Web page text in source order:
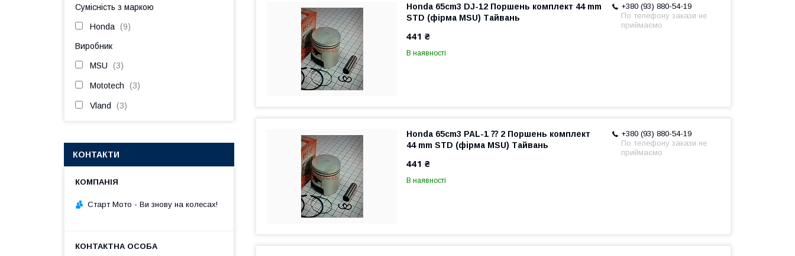
+380 (93) 880-54-19
По телефону закази не
приймаємо
Honda 65cm3 DJ-12 Поршень комплект 44 mm
STD (фірма MSU) Тайвань
441 ₴
В наявності
+380 (93) 880-54-19
По телефону закази не
приймаємо
Honda 65cm3 PAL-1 ⁇ 2 Поршень комплект
44 mm STD (фірма MSU) Тайвань
441 ₴
В наявності
Сумісність з маркою
Honda 9
Виробник
MSU 3
Mototech 3
Vland 3
КОНТАКТИ
Старт Мото - Ви знову на колесах!